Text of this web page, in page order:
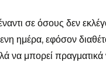
σε όσους δεν
ημέρα, εφόσον
να μπορεί